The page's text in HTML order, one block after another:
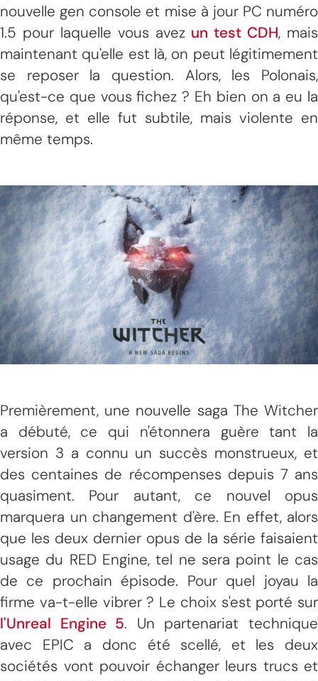
nouvelle gen console et mise à jour PC numéro
1.5 pour laquelle vous avez un test CDH, mais
maintenant qu'elle est là, on peut légitimement
se reposer la question. Alors, les Polonais,
qu'est-ce que vous fichez ? Eh bien on a eu la
réponse, et elle fut subtile, mais violente en
même temps.
Premièrement, une nouvelle saga The Witcher
a débuté, ce qui n'étonnera guère tant la
version 3 a connu un succès monstrueux, et
des centaines de récompenses depuis 7 ans
quasiment. Pour autant, ce nouvel opus
marquera un changement d'ère. En effet, alors
que les deux dernier opus de la série faisaient
usage du RED Engine, tel ne sera point le cas
de ce prochain épisode. Pour quel joyau la
firme va-t-elle vibrer ? Le choix s'est porté sur
l'Unreal Engine 5. Un partenariat technique
avec EPIC a donc été scellé, et les deux
sociétés vont pouvoir échanger leurs trucs et